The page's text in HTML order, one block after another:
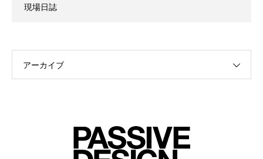
現場日誌
アーカイブ